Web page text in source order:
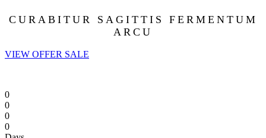
CURABITUR SAGITTIS FERMENTUM
ARCU
VIEW OFFER SALE
0
0
0
0